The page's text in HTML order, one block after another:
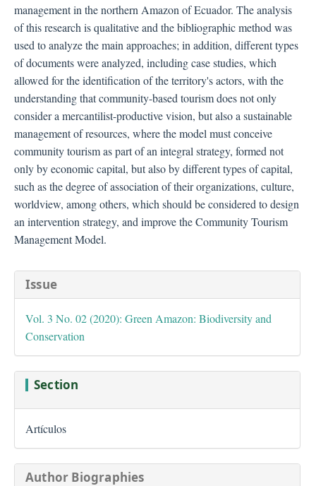
management in the northern Amazon of Ecuador. The analysis
of this research is qualitative and the bibliographic method was
used to analyze the main approaches; in addition, different types
of documents were analyzed, including case studies, which
allowed for the identification of the territory's actors, with the
understanding that community-based tourism does not only
consider a mercantilist-productive vision, but also a sustainable
management of resources, where the model must conceive
community tourism as part of an integral strategy, formed not
only by economic capital, but also by different types of capital,
such as the degree of association of their organizations, culture,
worldview, among others, which should be considered to design
an intervention strategy, and improve the Community Tourism
Management Model.
Issue
Vol. 3 No. 02 (2020): Green Amazon: Biodiversity and
Conservation
Section
Artículos
Author Biographies